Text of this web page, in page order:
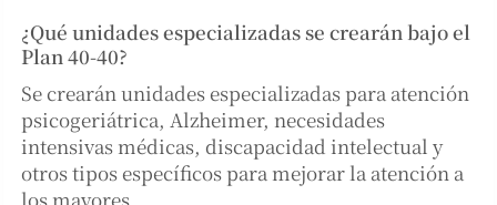
¿Qué unidades especializadas se crearán bajo el
Plan 40-40?
Se crearán unidades especializadas para atención
psicogeriátrica, Alzheimer, necesidades
intensivas médicas, discapacidad intelectual y
otros tipos específicos para mejorar la atención a
los mayores.